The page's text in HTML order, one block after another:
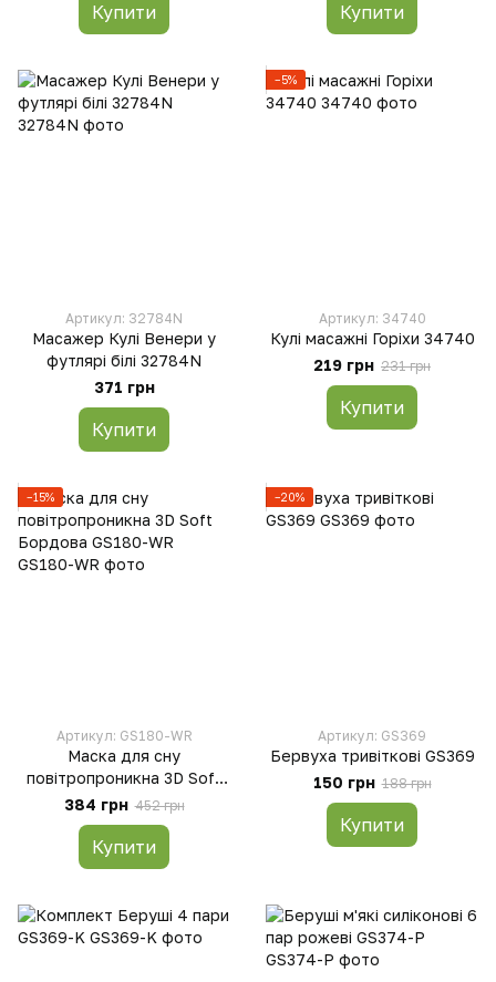
Купити Купити
Артикул: 32784N
Масажер Кулі Венери у
футлярі білі 32784N
371 грн
Купити
−5%
Артикул: 34740
Кулі масажні Горіхи 34740
219 грн 231 грн
Купити
−15%
Артикул: GS180-WR
Маска для сну
повітропроникна 3D Soft
Бордова GS180-WR
384 грн 452 грн
Купити
−20%
Артикул: GS369
Бервуха тривіткові GS369
150 грн 188 грн
Купити